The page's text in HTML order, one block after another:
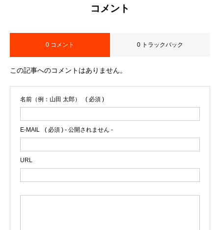
コメント
0 コメント 0 トラックバック
この記事へのコメントはありません。
名前（例：山田 太郎） ( 必須 )
E-MAIL ( 必須 ) - 公開されません -
URL